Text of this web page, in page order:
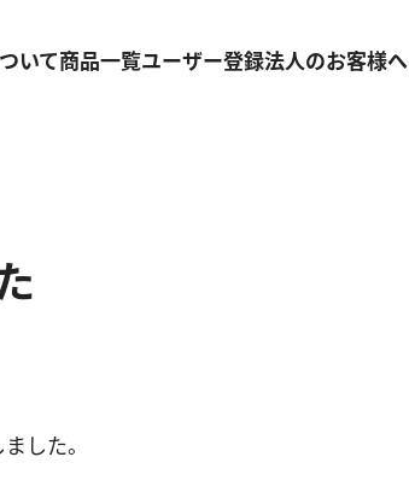
いて商品一覧ユーザー登録法人のお客様へ
した。